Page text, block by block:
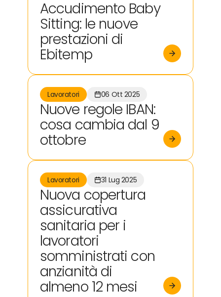
Accudimento Baby
Sitting: le nuove
prestazioni di
Ebitemp
Lavoratori 06 Ott 2025
Nuove regole IBAN:
cosa cambia dal 9
ottobre
Lavoratori 31 Lug 2025
Nuova copertura
assicurativa
sanitaria per i
lavoratori
somministrati con
anzianità di
almeno 12 mesi